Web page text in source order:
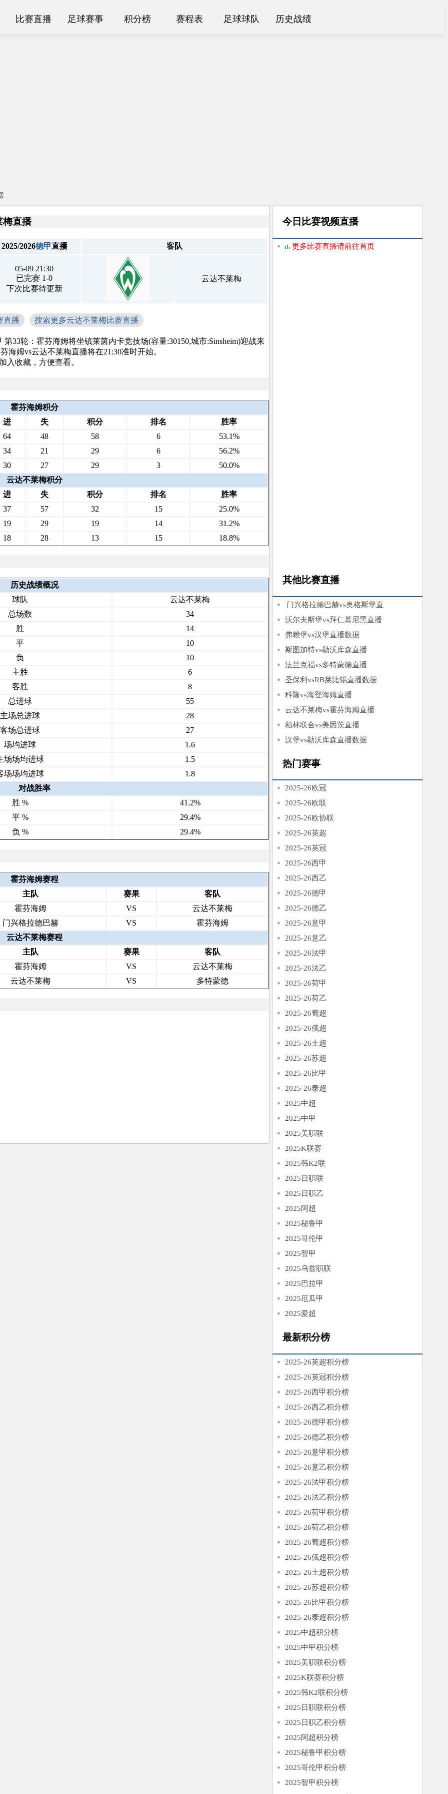
比赛直播 足球赛事 积分榜 赛程表 足球球队 历史战绩
梅直播
2025/2026德甲直播 客队
05-09 21:30
已完赛 1-0
下次比赛待更新
云达不莱梅
直播 搜索更多云达不莱梅比赛直播
第33轮：霍芬海姆将坐镇莱茵内卡竞技场(容量:30150,城市:Sinsheim)迎战来
海姆vs云达不莱梅直播将在21:30准时开始。
入收藏，方便查看。
霍芬海姆积分
进 失 积分 排名
胜率
64 48 58 6
53.1%
34 21 29 6
56.2%
30 27 29 3
50.0%
云达不莱梅积分
进 失 积分 排名
胜率
37 57 32 15
25.0%
19 29 19 14
31.2%
18 28 13 15 18.8%
历史战绩概况
球队
云达不莱梅
总场数
34
胜
14
平
10
负
10
主胜
6
客胜
8
总进球
55
主场总进球
28
客场总进球
27
场均进球
1.6
场场均进球
1.5
场场均进球
1.8
对战胜率
胜 %
41.2%
平 %
29.4%
负 % 29.4%
霍芬海姆赛程
主队 赛果
客队
霍芬海姆 VS
云达不莱梅
门兴格拉德巴赫 VS
霍芬海姆
云达不莱梅赛程
主队 赛果
客队
霍芬海姆 VS
云达不莱梅
云达不莱梅 VS 多特蒙德
今日比赛视频直播
更多比赛直播请前往首页
其他比赛直播
门兴格拉德巴赫vs奥格斯堡直
播
沃尔夫斯堡vs拜仁慕尼黑直播
弗赖堡vs汉堡直播数据
斯图加特vs勒沃库森直播
法兰克福vs多特蒙德直播
圣保利vsRB莱比锡直播数据
科隆vs海登海姆直播
云达不莱梅vs霍芬海姆直播
柏林联合vs美因茨直播
汉堡vs勒沃库森直播数据
热门赛事
2025-26欧冠
2025-26欧联
2025-26欧协联
2025-26英超
2025-26英冠
2025-26西甲
2025-26西乙
2025-26德甲
2025-26德乙
2025-26意甲
2025-26意乙
2025-26法甲
2025-26法乙
2025-26荷甲
2025-26荷乙
2025-26葡超
2025-26俄超
2025-26土超
2025-26苏超
2025-26比甲
2025-26泰超
2025中超
2025中甲
2025美职联
2025K联赛
2025韩K2联
2025日职联
2025日职乙
2025阿超
2025秘鲁甲
2025哥伦甲
2025智甲
2025乌兹职联
2025巴拉甲
2025厄瓜甲
2025爱超
最新积分榜
2025-26英超积分榜
2025-26英冠积分榜
2025-26西甲积分榜
2025-26西乙积分榜
2025-26德甲积分榜
2025-26德乙积分榜
2025-26意甲积分榜
2025-26意乙积分榜
2025-26法甲积分榜
2025-26法乙积分榜
2025-26荷甲积分榜
2025-26荷乙积分榜
2025-26葡超积分榜
2025-26俄超积分榜
2025-26土超积分榜
2025-26苏超积分榜
2025-26比甲积分榜
2025-26泰超积分榜
2025中超积分榜
2025中甲积分榜
2025美职联积分榜
2025K联赛积分榜
2025韩K2联积分榜
2025日职联积分榜
2025日职乙积分榜
2025阿超积分榜
2025秘鲁甲积分榜
2025哥伦甲积分榜
2025智甲积分榜